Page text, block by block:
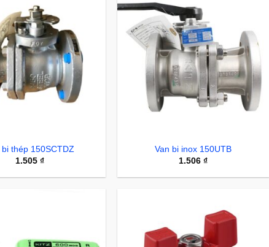
bi thép 150SCTDZ
1.505 ₫
Van bi inox 150UTB
1.506₫